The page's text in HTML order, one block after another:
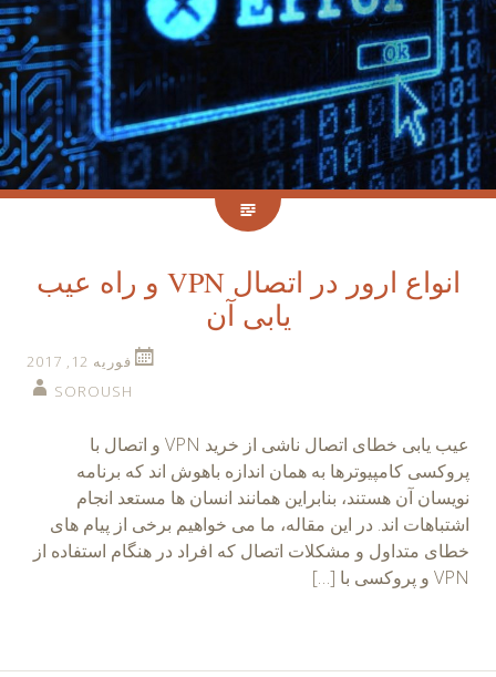
انواع ارور در اتصال VPN و راه عیب
یابی آن
فوریه 12, 2017
SOROUSH
عیب یابی خطای اتصال ناشی از خرید VPN و اتصال با
پروکسی کامپیوترها به همان اندازه باهوش اند که برنامه
نویسان آن هستند، بنابراین همانند انسان ها مستعد انجام
اشتباهات اند. در این مقاله، ما می خواهیم برخی از پیام های
خطای متداول و مشکلات اتصال که افراد در هنگام استفاده از
VPN و پروکسی با […]